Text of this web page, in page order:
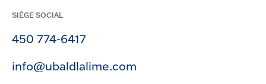
SIÈGE SOCIAL
450 774-6417
info@ubaldlalime.com